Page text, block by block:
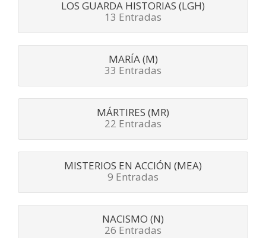
LOS GUARDA HISTORIAS (LGH)
13 Entradas
MARÍA (M)
33 Entradas
MÁRTIRES (MR)
22 Entradas
MISTERIOS EN ACCIÓN (MEA)
9 Entradas
NACISMO (N)
26 Entradas